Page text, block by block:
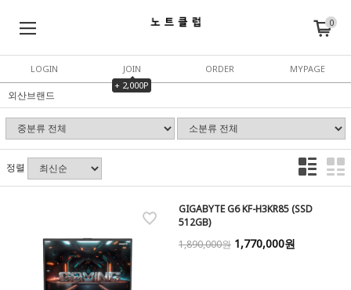
0
LOGIN
JOIN
+ 2,000P
ORDER MYPAGE
외산브랜드
정렬
GIGABYTE G6 KF-H3KR85 (SSD
512GB)
1,890,000원 1,770,000원